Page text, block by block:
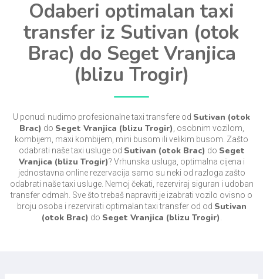
Odaberi optimalan taxi
transfer iz Sutivan (otok
Brac) do Seget Vranjica
(blizu Trogir)
U ponudi nudimo profesionalne taxi transfere od Sutivan (otok
Brac) do Seget Vranjica (blizu Trogir) , osobnim vozilom,
kombijem, maxi kombijem, mini busom ili velikim busom. Zašto
odabrati naše taxi usluge od Sutivan (otok Brac) do Seget
Vranjica (blizu Trogir)? Vrhunska usluga, optimalna cijena i
jednostavna online rezervacija samo su neki od razloga zašto
odabrati naše taxi usluge. Nemoj čekati, rezerviraj siguran i udoban
transfer odmah. Sve što trebaš napraviti je izabrati vozilo ovisno o
broju osoba i rezervirati optimalan taxi transfer od od Sutivan
(otok Brac) do Seget Vranjica (blizu Trogir)